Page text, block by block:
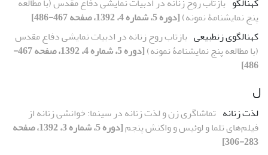
پنج نمایشنامۀ نمونه)[دوره 5، شماره 4، 1392، صفحه 467-486]
کهن‏الگوی زن‏طبیعی بازتاب روح زنانه در ادبیات نمایشی دفاع مقدس
(با مطالعه پنج نمایشنامۀ نمونه)
[دوره 5، شماره 4، 1392، صفحه 467-
486]
ل
لذت زنانه تماشاگری زن و لذت زنانه در سینما: خوانشی زنانه از
فیلم‌های تلما و لوئیس و واکنش پنجم
[دوره 5، شماره 3، 1392، صفحه
283-306]